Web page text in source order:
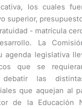
los cuales
superior,
- matrícula
La
agenda legislativa
que se
las
que aquejan al
de la Educación